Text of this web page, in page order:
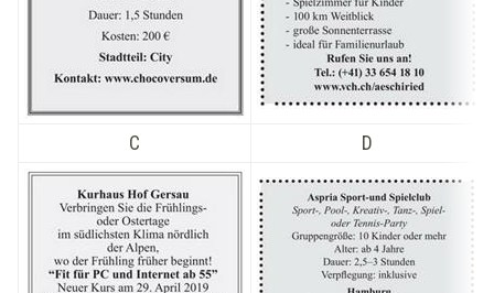
C D